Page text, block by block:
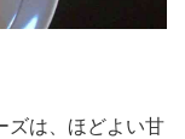
ズは、ほどよい甘